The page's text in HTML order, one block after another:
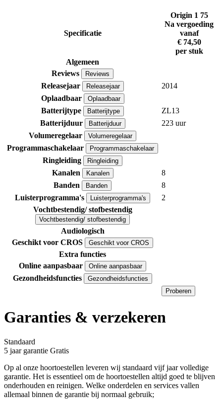
Specificatie
Origin 1 75
Na vergoeding
vanaf
€ 74,50
per stuk
Algemeen
Reviews
Reviews
Releasejaar Releasejaar
2014
Oplaadbaar
Oplaadbaar
Batterijtype Batterijtype
ZL13
Batterijduur
Batterijduur
223 uur
Volumeregelaar
Volumeregelaar
Programmaschakelaar Programmaschakelaar
Ringleiding Ringleiding
Kanalen Kanalen
8
Banden
Banden
8
Luisterprogramma's
Luisterprogramma's
2
Vochtbestendig/ stofbestendig
Vochtbestendig/ stofbestendig
Audiologisch
Geschikt voor CROS
Geschikt voor CROS
Extra functies
Online aanpasbaar
Online aanpasbaar
Gezondheidsfuncties
Gezondheidsfuncties
Proberen
Garanties & verzekeren
Standaard
5 jaar garantie Gratis
Op al onze hoortoestellen leveren wij standaard vijf jaar volledige
garantie. Het is essentieel om de hoortoestellen altijd goed te blijven
onderhouden en reinigen. Welke onderdelen en services vallen
allemaal binnen de garantie bij normaal gebruik;